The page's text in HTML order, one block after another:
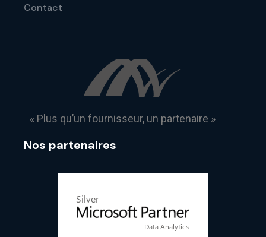
Contact
« Plus qu’un fournisseur, un partenaire »
Nos partenaires